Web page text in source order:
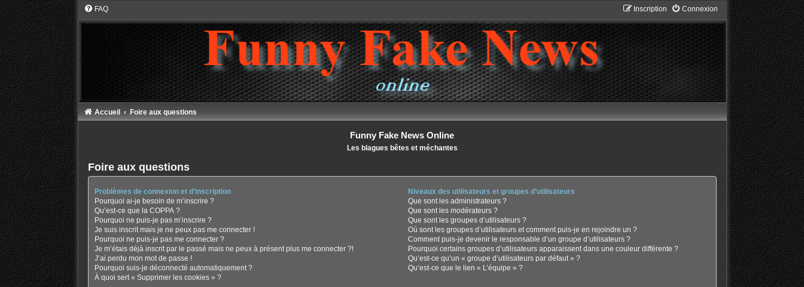
FAQ Connexion
Inscription
Accueil Foire aux questions
Funny Fake News Online
Les blagues bêtes et méchantes
Foire aux questions
Problèmes de connexion et d’inscription
Pourquoi ai-je besoin de m’inscrire ?
Qu’est-ce que la COPPA ?
Pourquoi ne puis-je pas m’inscrire ?
Je suis inscrit mais je ne peux pas me connecter !
Pourquoi ne puis-je pas me connecter ?
Je m’étais déjà inscrit par le passé mais ne peux à présent plus me connecter ?!
J’ai perdu mon mot de passe !
Pourquoi suis-je déconnecté automatiquement ?
À quoi sert « Supprimer les cookies » ?
Niveaux des utilisateurs et groupes d’utilisateurs
Que sont les administrateurs ?
Que sont les modérateurs ?
Que sont les groupes d’utilisateurs ?
Où sont les groupes d’utilisateurs et comment puis-je en rejoindre un ?
Comment puis-je devenir le responsable d’un groupe d’utilisateurs ?
Pourquoi certains groupes d’utilisateurs apparaissent dans une couleur différente ?
Qu’est-ce qu’un « groupe d’utilisateurs par défaut » ?
Qu’est-ce que le lien « L’équipe » ?